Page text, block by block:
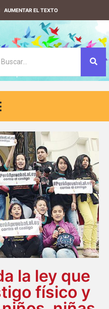
AUMENTAR EL TEXTO
VERSIÓN SIN CONTRASTE
la ley que
físico y